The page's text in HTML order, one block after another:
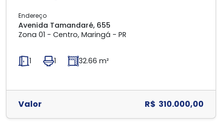
Endereço
Avenida Tamandaré, 655
Zona 01 - Centro, Maringá - PR
1 1 32.66 m²
Valor R$ 310.000,00